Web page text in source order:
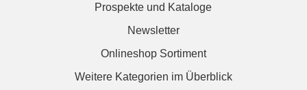
Prospekte und Kataloge
Newsletter
Onlineshop Sortiment
Weitere Kategorien im Überblick